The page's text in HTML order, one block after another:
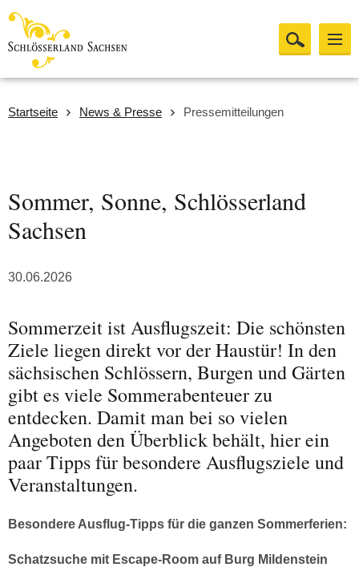
Startseite News & Presse Pressemitteilungen
Sommer, Sonne, Schlösserland
Sachsen
30.06.2026
Sommerzeit ist Ausflugszeit: Die schönsten
Ziele liegen direkt vor der Haustür! In den
sächsischen Schlössern, Burgen und Gärten
gibt es viele Sommerabenteuer zu
entdecken. Damit man bei so vielen
Angeboten den Überblick behält, hier ein
paar Tipps für besondere Ausflugsziele und
Veranstaltungen.
Besondere Ausflug-Tipps für die ganzen Sommerferien:
Schatzsuche mit Escape-Room auf Burg Mildenstein